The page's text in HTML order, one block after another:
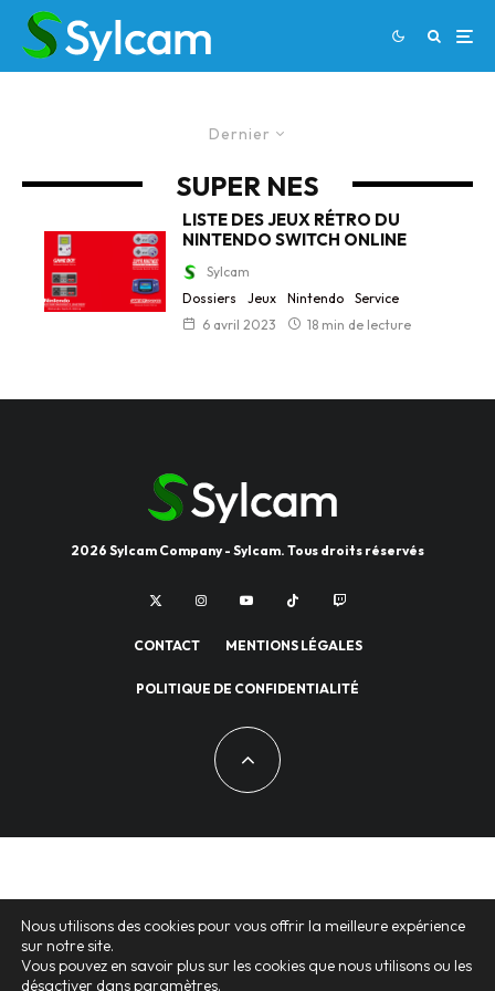
Dernier
SUPER NES
LISTE DES JEUX RÉTRO DU
NINTENDO SWITCH ONLINE
Sylcam
Dossiers
Jeux Nintendo
Service
6 avril 2023
18 min de lecture
2026 Sylcam Company - Sylcam. Tous droits réservés
CONTACT MENTIONS LÉGALES
POLITIQUE DE CONFIDENTIALITÉ
Nous utilisons des cookies pour vous offrir la meilleure expérience
sur notre site.
Vous pouvez en savoir plus sur les cookies que nous utilisons ou les
désactiver dansparamètres.